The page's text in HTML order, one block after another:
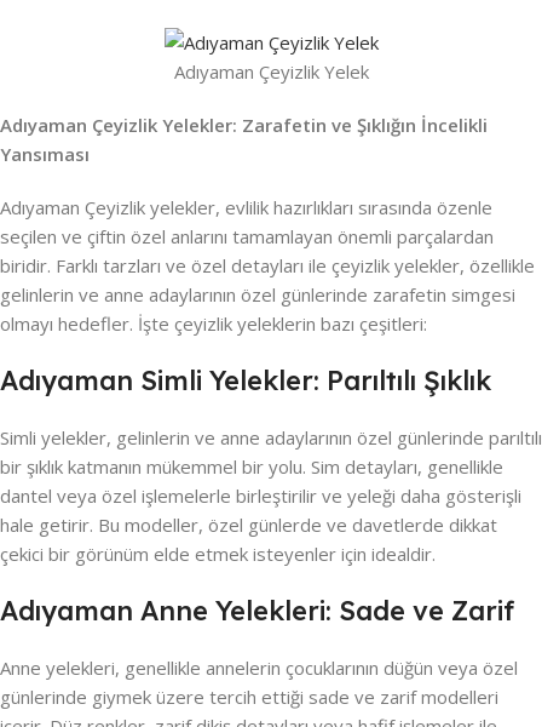
Adıyaman Çeyizlik Yelek
Adıyaman Çeyizlik Yelekler: Zarafetin ve Şıklığın İncelikli
Yansıması
Adıyaman Çeyizlik yelekler, evlilik hazırlıkları sırasında özenle
seçilen ve çiftin özel anlarını tamamlayan önemli parçalardan
biridir. Farklı tarzları ve özel detayları ile çeyizlik yelekler, özellikle
gelinlerin ve anne adaylarının özel günlerinde zarafetin simgesi
olmayı hedefler. İşte çeyizlik yeleklerin bazı çeşitleri:
Adıyaman Simli Yelekler: Parıltılı Şıklık
Simli yelekler, gelinlerin ve anne adaylarının özel günlerinde parıltılı
bir şıklık katmanın mükemmel bir yolu. Sim detayları, genellikle
dantel veya özel işlemelerle birleştirilir ve yeleği daha gösterişli
hale getirir. Bu modeller, özel günlerde ve davetlerde dikkat
çekici bir görünüm elde etmek isteyenler için idealdir.
Adıyaman Anne Yelekleri: Sade ve Zarif
Anne yelekleri, genellikle annelerin çocuklarının düğün veya özel
günlerinde giymek üzere tercih ettiği sade ve zarif modelleri